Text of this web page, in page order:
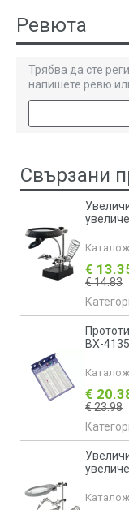
Ревюта
Трябва да сте
напишете ревю
Свързани
€
€ 14.83
BX-
€
€ 23.98